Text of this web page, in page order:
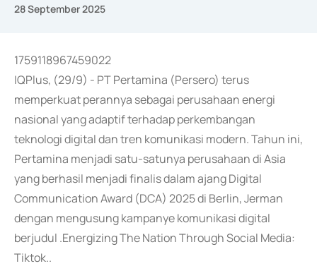
28 September 2025
1759118967459022
IQPlus, (29/9) - PT Pertamina (Persero) terus
memperkuat perannya sebagai perusahaan energi
nasional yang adaptif terhadap perkembangan
teknologi digital dan tren komunikasi modern. Tahun ini,
Pertamina menjadi satu-satunya perusahaan di Asia
yang berhasil menjadi finalis dalam ajang Digital
Communication Award (DCA) 2025 di Berlin, Jerman
dengan mengusung kampanye komunikasi digital
berjudul .Energizing The Nation Through Social Media:
Tiktok..